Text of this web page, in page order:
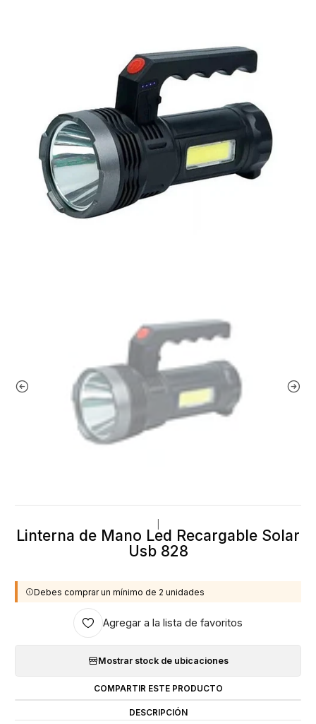
Linterna de Mano Led Recargable Solar
Usb 828
Debes comprar un mínimo de 2 unidades
Agregar a la lista de favoritos
Mostrar stock de ubicaciones
COMPARTIR ESTE PRODUCTO
DESCRIPCIÓN